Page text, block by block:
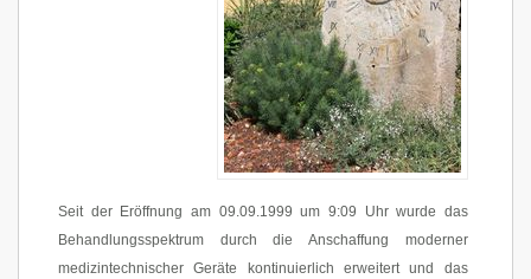
Seit der Eröffnung am 09.09.1999 um 9:09 Uhr wurde das
Behandlungsspektrum durch die Anschaffung moderner
medizintechnischer Geräte kontinuierlich erweitert und das